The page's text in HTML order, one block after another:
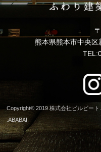
熊本県熊本市中央
Copyright© 2019 株式会社ビルビート
.ABABAI.